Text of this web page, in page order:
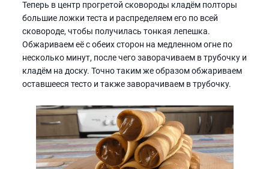
Теперь в центр прогретой сковороды кладём полторы
большие ложки теста и распределяем его по всей
сковороде, чтобы получилась тонкая лепешка.
Обжариваем её с обеих сторон на медленном огне по
несколько минут, после чего заворачиваем в трубочку и
кладём на доску. Точно таким же образом обжариваем
оставшееся тесто и также заворачиваем в трубочку.